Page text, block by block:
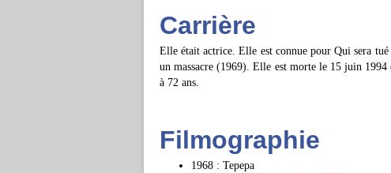
Carrière
Elle était actrice. Elle est connue pour Qui sera
un massacre (1969). Elle est morte le 15 juin
à 72 ans.
Filmographie
1968 : Tepepa